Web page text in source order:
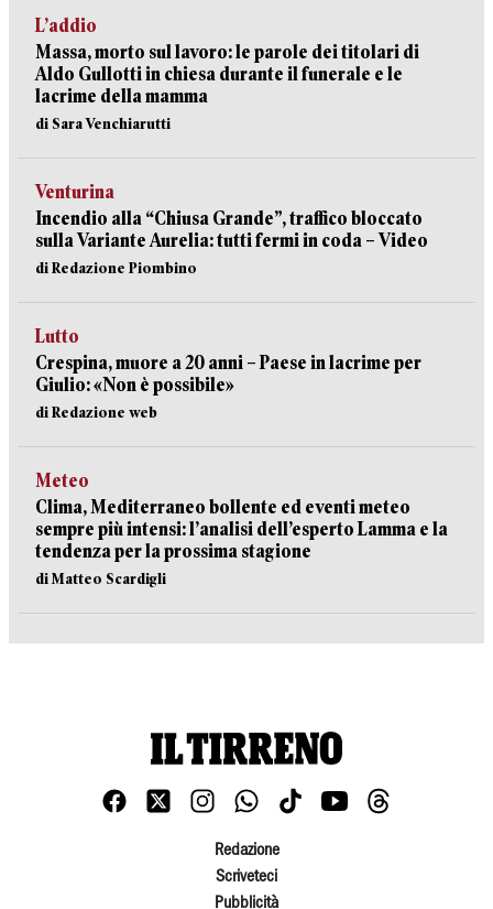
L’addio
Massa, morto sul lavoro: le parole dei titolari di
Aldo Gullotti in chiesa durante il funerale e le
lacrime della mamma
di Sara Venchiarutti
Venturina
Incendio alla “Chiusa Grande”, traffico bloccato
sulla Variante Aurelia: tutti fermi in coda – Video
di Redazione Piombino
Lutto
Crespina, muore a 20 anni – Paese in lacrime per
Giulio: «Non è possibile»
di Redazione web
Meteo
Clima, Mediterraneo bollente ed eventi meteo
sempre più intensi: l’analisi dell’esperto Lamma e la
tendenza per la prossima stagione
di Matteo Scardigli
Redazione
Scriveteci
Pubblicità